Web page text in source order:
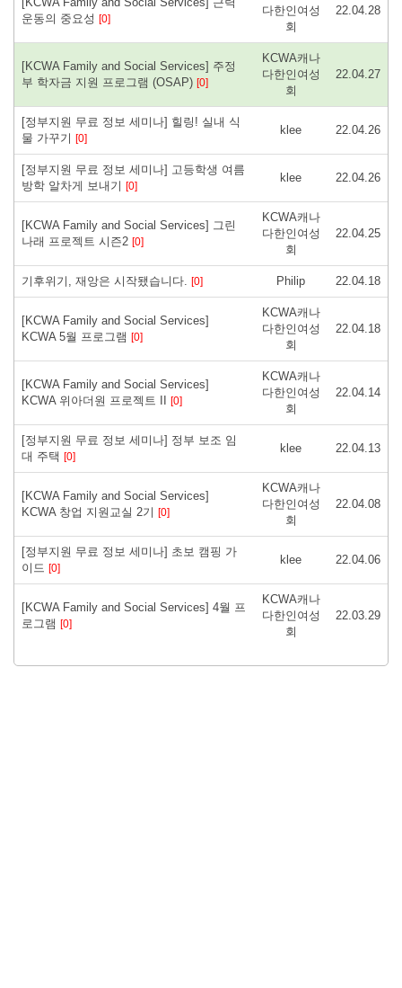
운동의 중요성 [0]
다한인여성
회
22.04.28
[KCWA Family and Social Services] 주정
부 학자금 지원 프로그램 (OSAP) [0]
KCWA캐나
다한인여성
회
22.04.27
[정부지원 무료 정보 세미나] 힐링! 실내 식
물 가꾸기 [0]
klee 22.04.26
[정부지원 무료 정보 세미나] 고등학생 여름
방학 알차게 보내기 [0]
klee 22.04.26
[KCWA Family and Social Services] 그린
나래 프로젝트 시즌2 [0]
KCWA캐나
다한인여성
회
22.04.25
기후위기, 재앙은 시작됐습니다. [0] Philip 22.04.18
[KCWA Family and Social Services]
KCWA 5월 프로그램 [0]
KCWA캐나
다한인여성
회
22.04.18
[KCWA Family and Social Services]
KCWA 위아더원 프로젝트 II
[0]
KCWA캐나
다한인여성
회
22.04.14
[정부지원 무료 정보 세미나] 정부 보조 임
대 주택 [0]
klee 22.04.13
[KCWA Family and Social Services]
KCWA 창업 지원교실 2기 [0]
KCWA캐나
다한인여성
회
22.04.08
[정부지원 무료 정보 세미나] 초보 캠핑 가
이드 [0]
klee 22.04.06
[KCWA Family and Social Services] 4월 프
로그램 [0]
KCWA캐나
다한인여성
회
22.03.29